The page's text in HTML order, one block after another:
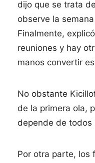
dijo que se trata
observe la
Finalmente,
reuniones y hay
manos convertir
No obstante
de la primera ola,
depende de todos
Por otra parte, los